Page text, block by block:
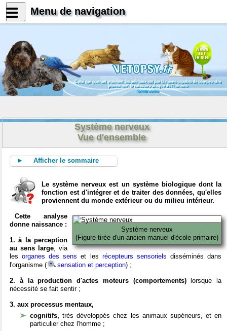
News
sur
le site
Celui qui connait vraiment les animaux est par là même capable de comprendre
pleinement le caractère unique de l'homme
Konrad Lorenz
Système nerveux
Vue d'ensemble
► Afficher le sommaire
Le système nerveux est un système biologique dont la
fonction est d'intégrer et de traiter des données, qu'elles
proviennent du monde extérieur ou du milieu intérieur.
Système nerveux
(Figure tirée d'un ancien manuel d'école primaire)
Cette analyse
donne naissance :
1. à la perception
au sens large, via
lesorganes des sens et les récepteurs sensoriels disséminés dans
l'organisme (
sensation et perception) ;
2. à la production d'actes moteurs (comportements)lorsque la
nécessité se fait sentir ;
3. aux processus mentaux,
cognitifs,très développés chez les animaux supérieurs, et en
particulier chez l'homme ;
Menu de navigation